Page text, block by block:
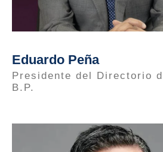
Eduardo Peña
Presidente del Directorio
B.P.